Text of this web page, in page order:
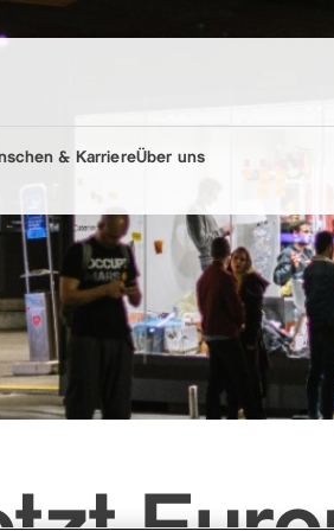
& KarriereÜber uns